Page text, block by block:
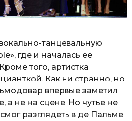
танцевальную
где и началась ее
того, артистка
Как ни странно, но
впервые заметил
а не на сцене. Но чутье не
разглядеть в де Пальме